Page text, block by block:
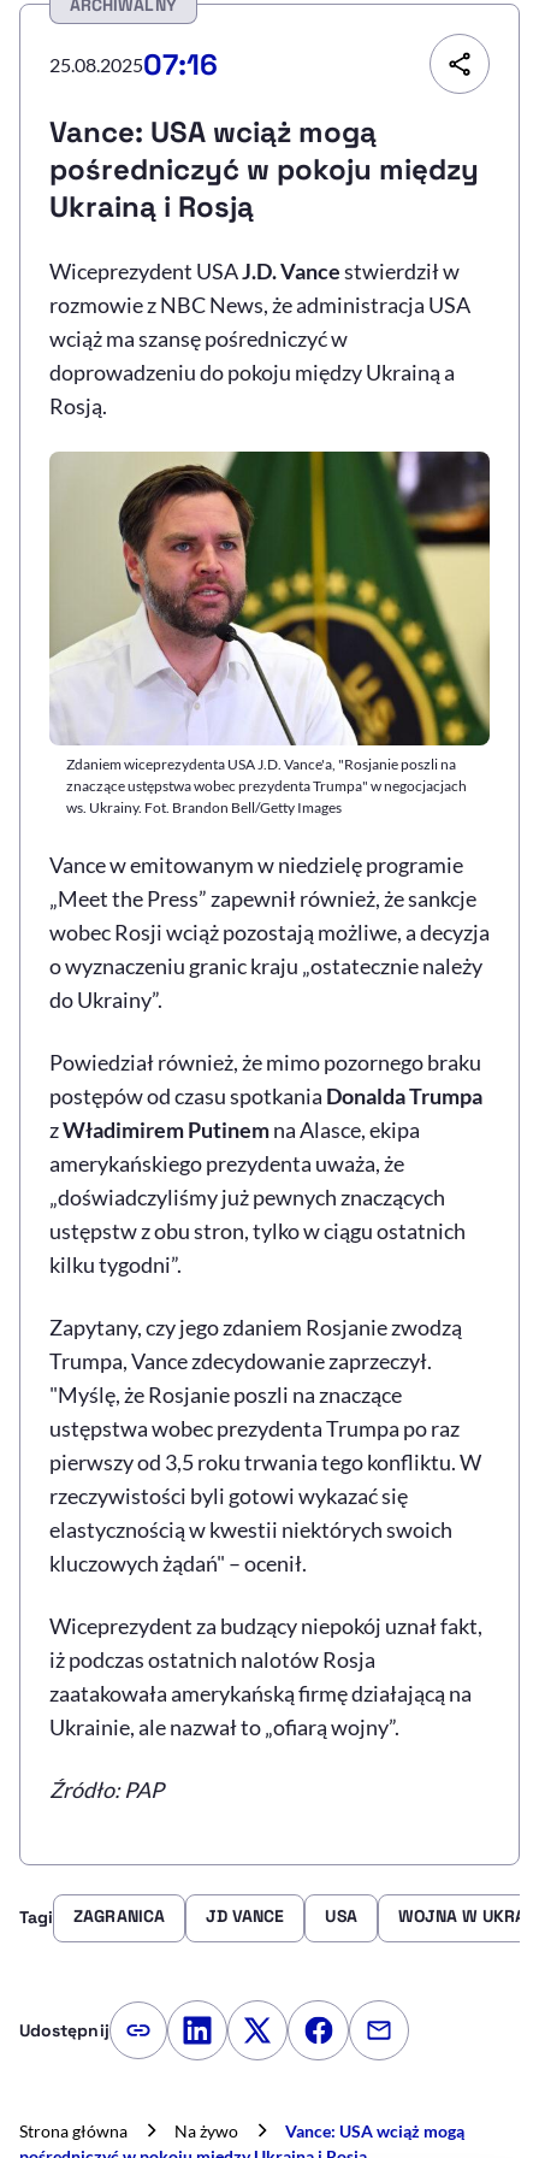
Sprawdź, jak i dlaczego zwiększamy dostępność
, otwiera się w
ARCHIWALNY
25.08.202507:16
Vance: USA wciąż mogą
pośredniczyć w pokoju między
Ukrainą i Rosją
Wiceprezydent USAJ.D. Vancestwierdził w
rozmowie z NBC News, że administracja USA
wciąż ma szansę pośredniczyć w
doprowadzeniu do pokoju między Ukrainą a
Rosją.
Zdaniem wiceprezydenta USA J.D. Vance'a, "Rosjanie poszli na
znaczące ustępstwa wobec prezydenta Trumpa" w negocjacjach
ws. Ukrainy. Fot. Brandon Bell/Getty Images
Vance w emitowanym w niedzielę programie
„Meet the Press” zapewnił również, że sankcje
wobec Rosji wciąż pozostają możliwe, a decyzja
o wyznaczeniu granic kraju „ostatecznie należy
do Ukrainy”.
Powiedział również, że mimo pozornego braku
postępów od czasu spotkania Donalda Trumpa
zWładimirem Putinemna Alasce, ekipa
amerykańskiego prezydenta uważa, że
„doświadczyliśmy już pewnych znaczących
ustępstw z obu stron, tylko w ciągu ostatnich
kilku tygodni”.
Zapytany, czy jego zdaniem Rosjanie zwodzą
Trumpa, Vance zdecydowanie zaprzeczył.
"Myślę, że Rosjanie poszli na znaczące
ustępstwa wobec prezydenta Trumpa po raz
pierwszy od 3,5 roku trwania tego konfliktu. W
rzeczywistości byli gotowi wykazać się
elastycznością w kwestii niektórych swoich
kluczowych żądań" – ocenił.
Wiceprezydent za budzący niepokój uznał fakt,
iż podczas ostatnich nalotów Rosja
zaatakowała amerykańską firmę działającą na
Ukrainie, ale nazwał to „ofiarą wojny”.
Źródło: PAP
Tagi ZAGRANICA JD VANCE USA WOJNA W
Udostępnij Kopiuj link artykułu
Udostępnij na LinkedIn
Udostępnij na Twitterze
Udostępnij na
Udostępnij
Strona główna Na żywo
Vance: USA wciąż mogą